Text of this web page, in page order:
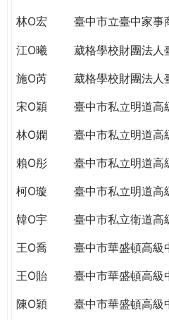
林O宏 臺中市立臺中家事
江O曦
葳格學校財團法人
施O芮
葳格學校財團法人
宋O穎
臺中市私立明道高
林O嫻
臺中市私立明道高
賴O彤
臺中市私立明道高
柯O璇
臺中市私立明道高
韓O宇
臺中市私立衛道高
王O喬
臺中市華盛頓高級
王O貽
臺中市華盛頓高級
陳O穎
臺中市華盛頓高級